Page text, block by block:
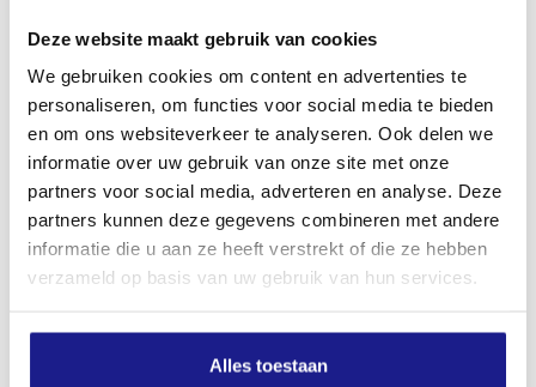
Deze website maakt gebruik van cookies
We gebruiken cookies om content en advertenties te
personaliseren, om functies voor social media te bieden
en om ons websiteverkeer te analyseren. Ook delen we
informatie over uw gebruik van onze site met onze
partners voor social media, adverteren en analyse. Deze
partners kunnen deze gegevens combineren met andere
informatie die u aan ze heeft verstrekt of die ze hebben
verzameld op basis van uw gebruik van hun services.
Alles toestaan
info@mechanisatiefraneker.nl
Bij storing:06-83139573
OPENINGSTIJDEN
Maandag t/m vrijdag: 07:30 - 17:00
Zaterdag: 09:00 - 12:00
Zondag: gesloten